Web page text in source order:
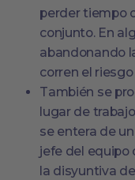
perder tiempo
conjunto. En
abandonando
corren el
También se
lugar de
se entera de
jefe del equipo
la disyuntiva